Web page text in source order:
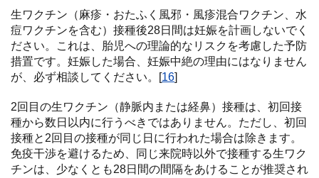
生ワクチン（麻疹・おたふく風邪・風疹混合ワクチン、水
痘ワクチンを含む）接種後28日間は妊娠を計画しないでく
ださい。これは、胎児への理論的なリスクを考慮した予防
措置です。妊娠した場合、妊娠中絶の理由にはなりません
が、必ず相談してください。[16]
2回目の生ワクチン（静脈内または経鼻）接種は、初回接
種から数日以内に行うべきではありません。ただし、初回
接種と2回目の接種が同じ日に行われた場合は除きます。
免疫干渉を避けるため、同じ来院時以外で接種する生ワク
チンは、少なくとも28日間の間隔をあけることが推奨され